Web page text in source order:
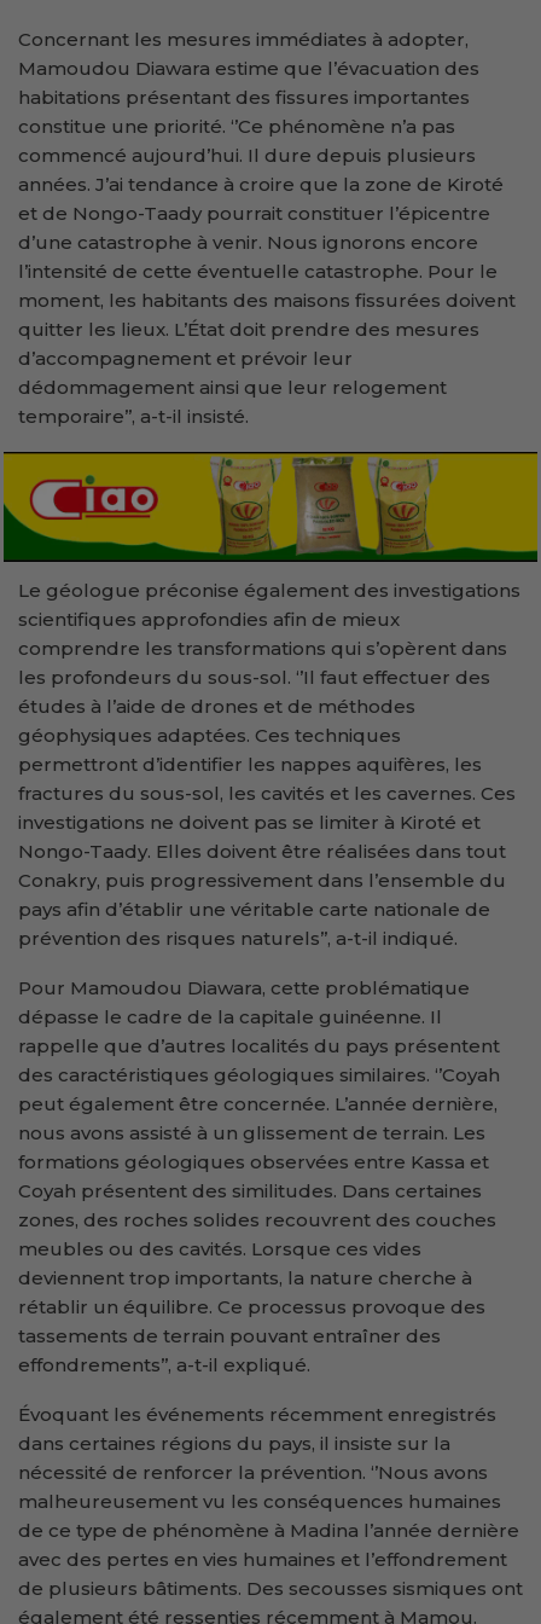
Concernant les mesures immédiates à adopter,
Mamoudou Diawara estime que l’évacuation des
habitations présentant des fissures importantes
constitue une priorité. ‘’Ce phénomène n’a pas
commencé aujourd’hui. Il dure depuis plusieurs
années. J’ai tendance à croire que la zone de Kiroté
et de Nongo-Taady pourrait constituer l’épicentre
d’une catastrophe à venir. Nous ignorons encore
l’intensité de cette éventuelle catastrophe. Pour le
moment, les habitants des maisons fissurées doivent
quitter les lieux. L’État doit prendre des mesures
d’accompagnement et prévoir leur
dédommagement ainsi que leur relogement
temporaire’’, a-t-il insisté.
Le géologue préconise également des investigations
scientifiques approfondies afin de mieux
comprendre les transformations qui s’opèrent dans
les profondeurs du sous-sol. ‘’Il faut effectuer des
études à l’aide de drones et de méthodes
géophysiques adaptées. Ces techniques
permettront d’identifier les nappes aquifères, les
fractures du sous-sol, les cavités et les cavernes. Ces
investigations ne doivent pas se limiter à Kiroté et
Nongo-Taady. Elles doivent être réalisées dans tout
Conakry, puis progressivement dans l’ensemble du
pays afin d’établir une véritable carte nationale de
prévention des risques naturels’’, a-t-il indiqué.
Pour Mamoudou Diawara, cette problématique
dépasse le cadre de la capitale guinéenne. Il
rappelle que d’autres localités du pays présentent
des caractéristiques géologiques similaires. ‘’Coyah
peut également être concernée. L’année dernière,
nous avons assisté à un glissement de terrain. Les
formations géologiques observées entre Kassa et
Coyah présentent des similitudes. Dans certaines
zones, des roches solides recouvrent des couches
meubles ou des cavités. Lorsque ces vides
deviennent trop importants, la nature cherche à
rétablir un équilibre. Ce processus provoque des
tassements de terrain pouvant entraîner des
effondrements’’, a-t-il expliqué.
Évoquant les événements récemment enregistrés
dans certaines régions du pays, il insiste sur la
nécessité de renforcer la prévention. ‘’Nous avons
malheureusement vu les conséquences humaines
de ce type de phénomène à Madina l’année dernière
avec des pertes en vies humaines et l’effondrement
de plusieurs bâtiments. Des secousses sismiques ont
également été ressenties récemment à Mamou.